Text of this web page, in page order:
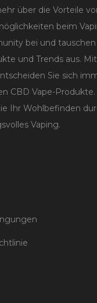
über die Vorteile
beim
bei und tauschen
und Trends aus.
Sie sich
CBD Vape-
Ihr Wohlbefinden
Vaping.